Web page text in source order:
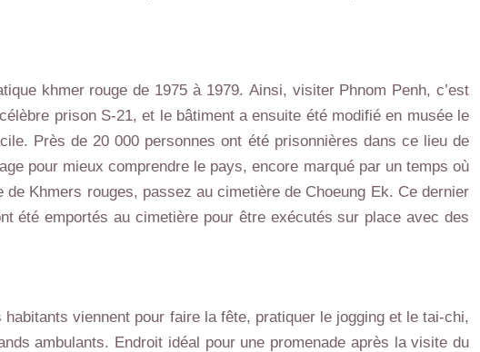
khmer rouge de 1975 à 1979. Ainsi, visiter Phnom Penh, c’est
prison S-21, et le bâtiment a ensuite été modifié en musée le
Près de 20 000 personnes ont été prisonnières dans ce lieu de
pour mieux comprendre le pays, encore marqué par un temps où
Khmers rouges, passez au cimetière de Choeung Ek. Ce dernier
été emportés au cimetière pour être exécutés sur place avec des
habitants viennent pour faire la fête, pratiquer le jogging et le tai-chi,
ambulants. Endroit idéal pour une promenade après la visite du